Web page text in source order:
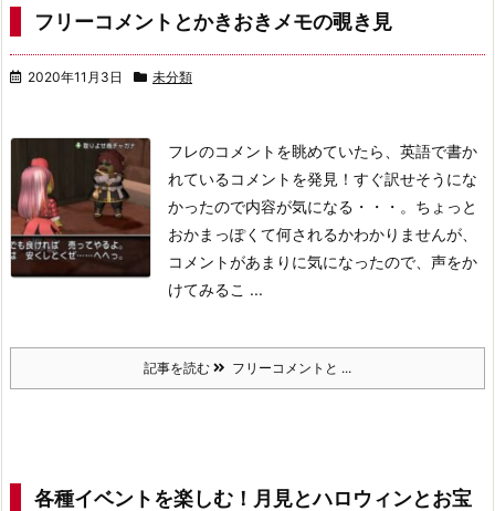
フリーコメントとかきおきメモの覗き見
2020年11月3日 未分類
フレのコメントを眺めていたら、英語で書か
れているコメントを発見！ すぐ訳せそうにな
かったので内容が気になる・・・。 ちょっと
おかまっぽくて何されるかわかりませんが、
コメントがあまりに気になったので、声をか
けてみるこ ...
記事を読む フリーコメントと ...
各種イベントを楽しむ！月見とハロウィンとお宝